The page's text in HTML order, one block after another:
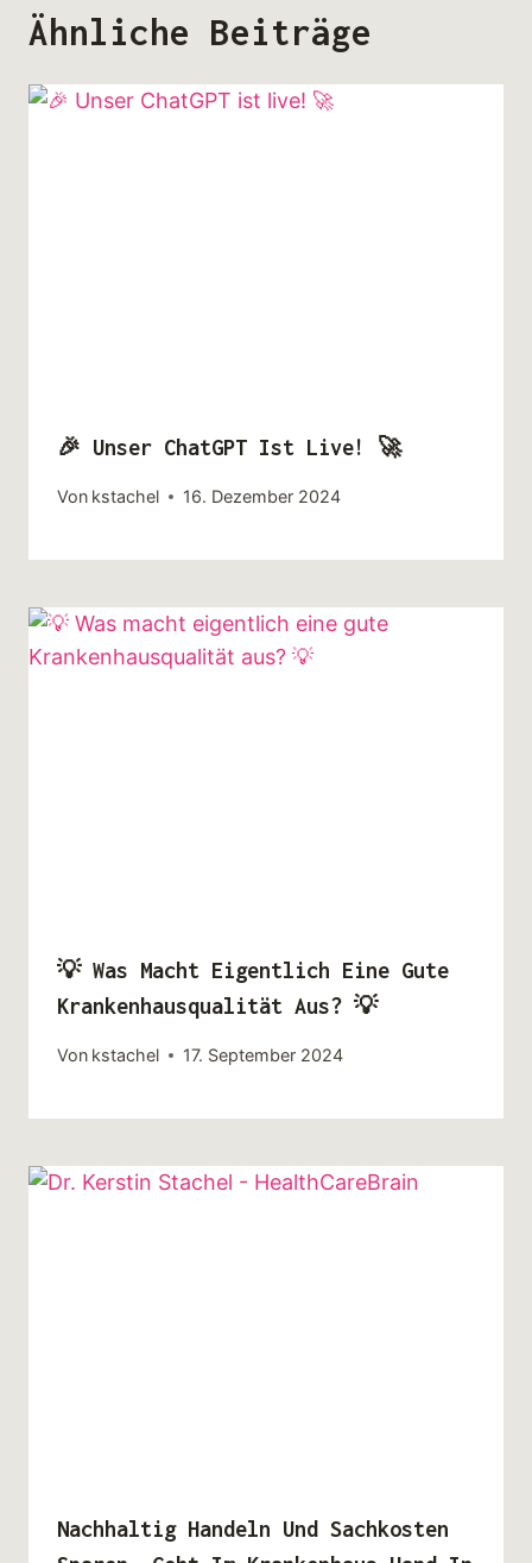
Ähnliche Beiträge
🎉 Unser ChatGPT Ist Live! 🚀
Von kstachel 16. Dezember 2024
💡 Was Macht Eigentlich Eine Gute
Krankenhausqualität Aus? 💡
Von kstachel 17. September 2024
Nachhaltig Handeln Und Sachkosten